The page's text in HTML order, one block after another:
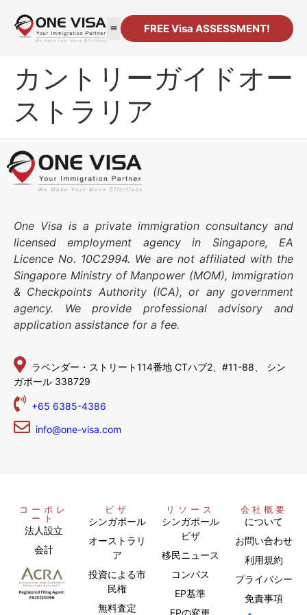
FREE Visa ASSESSMENT!
カントリーガイドオー
ストラリア
One Visa is a private immigration consultancy and
licensed employment agency in Singapore, EA
Licence No. 10C2994. We are not affiliated with the
Singapore Ministry of Manpower (MOM), Immigration
& Checkpoints Authority (ICA), or any government
agency. We provide professional advisory and
application assistance for a fee.
ラベンダー・ストリート114番地 CTハブ2、#11-88、 シン
ガポール 338729
+65 6385-4386
info@one-visa.com
コーポレ
ート
法人設立
会計
ビザ
シンガポール
オーストラリ
ア
投資による市
民権
無料査定
リソース
シンガポール
ビザ
移民ニュース
コンパス
EP基準
会社概要
について
お問い合わせ
利用規約
プライバシー
免責事項